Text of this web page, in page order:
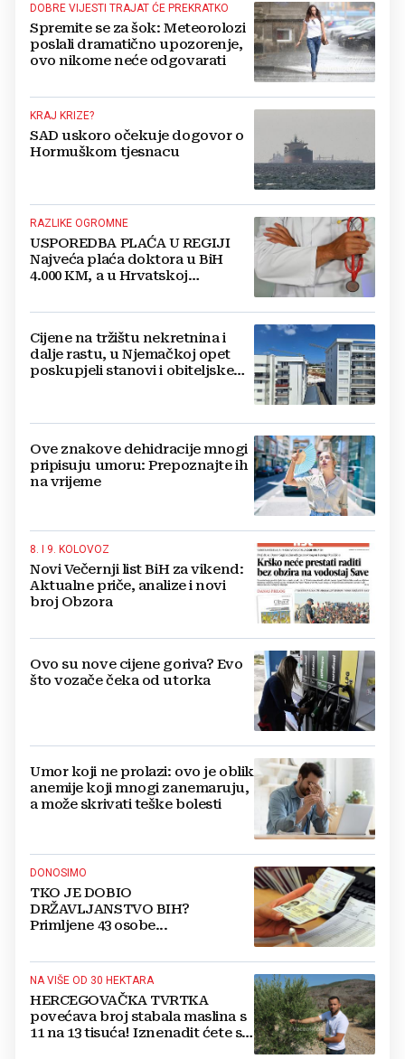
DOBRE VIJESTI TRAJAT ĆE PREKRATKO
Spremite se za šok: Meteorolozi
poslali dramatično upozorenje,
ovo nikome neće odgovarati
KRAJ KRIZE?
SAD uskoro očekuje dogovor o
Hormuškom tjesnacu
RAZLIKE OGROMNE
USPOREDBA PLAĆA U REGIJI
Najveća plaća doktora u BiH
4.000 KM, a u Hrvatskoj
Cijene na tržištu nekretnina i
dalje rastu, u Njemačkoj opet
poskupjeli stanovi i obiteljske
Ove znakove dehidracije mnogi
pripisuju umoru: Prepoznajte ih
na vrijeme
8. I 9. KOLOVOZ
Novi Večernji list BiH za vikend:
Aktualne priče, analize i novi
broj Obzora
Ovo su nove cijene goriva? Evo
što vozače čeka od utorka
Umor koji ne prolazi: ovo je oblik
anemije koji mnogi zanemaruju,
a može skrivati teške bolesti
DONOSIMO
TKO JE DOBIO
DRŽAVLJANSTVO BIH?
Primljene 43 osobe...
NA VIŠE OD 30 HEKTARA
HERCEGOVAČKA TVRTKA
povećava broj stabala maslina s
11 na 13 tisuća! Iznenadit ćete se